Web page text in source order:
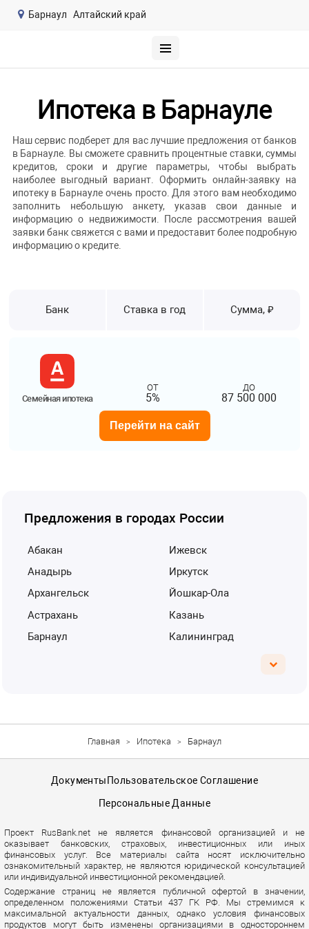
Барнаул Алтайский край
Ипотека в Барнауле
Наш сервис подберет для вас лучшие предложения от банков
в Барнауле. Вы сможете сравнить процентные ставки, суммы
кредитов, сроки и другие параметры, чтобы выбрать
наиболее выгодный вариант. Оформить онлайн-заявку на
ипотеку в Барнауле очень просто. Для этого вам необходимо
заполнить небольшую анкету, указав свои данные и
информацию о недвижимости. После рассмотрения вашей
заявки банк свяжется с вами и предоставит более подробную
информацию о кредите.
Банк Ставка в год Сумма, ₽
Семейная ипотека
от
5%
до
87 500 000
Перейти на сайт
Предложения в городах России
Абакан
Анадырь
Архангельск
Астрахань
Барнаул
Ижевск
Иркутск
Йошкар-Ола
Казань
Калининград
Главная Ипотека Барнаул
Документы Пользовательское Соглашение
Персональные Данные
Проект RusBank.net не является финансовой организацией и не
оказывает банковских, страховых, инвестиционных или иных
финансовых услуг. Все материалы сайта носят исключительно
ознакомительный характер, не являются юридической консультацией
или индивидуальной инвестиционной рекомендацией.
Содержание страниц не является публичной офертой в значении,
определенном положениями Статьи 437 ГК РФ. Мы стремимся к
максимальной актуальности данных, однако условия финансовых
продуктов могут быть изменены организациями в одностороннем